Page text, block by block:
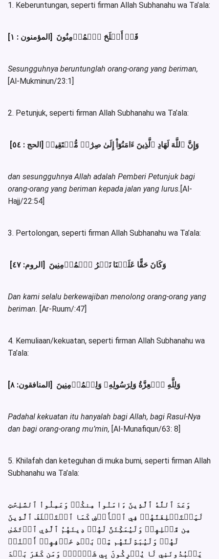
1. Keberuntungan, seperti firman Allah Subhanahu wa Ta’ala:
Sesungguhnya beruntunglah orang-orang yang beriman,
[Al-Mukminun/23:1]
2. Petunjuk, seperti firman Allah Subhanahu wa Ta’ala:
dan sesungguhnya Allah adalah Pemberi Petunjuk bagi
orang-orang yang beriman kepada jalan yang lurus. [Al-
Hajj/22:54]
3. Pertolongan, seperti firman Allah Subhanahu wa Ta’ala:
Dan kami selalu berkewajiban menolong orang-orang yang
beriman. [Ar-Ruum/:47]
4. Kemuliaan/kekuatan, seperti firman Allah Subhanahu wa
Ta’ala:
Padahal kekuatan itu hanyalah bagi Allah, bagi Rasul-Nya
dan bagi orang-orang mu’min, [Al-Munafiqun/63: 8]
5. Khilafah dan keteguhan di muka bumi, seperti firman Allah
Subhanahu wa Ta’ala:
وَعَدَ ٱللَّهُ ٱلَّذِينَ ءَامَنُواْ مِنكُمۡ وَعَمِلُواْ ٱلصَّٰلِحَٰتِ
لَيَسۡتَخۡلِفَنَّهُمۡ فِي ٱلۡأَرۡضِ كَمَا ٱسۡتَخۡلَفَ ٱلَّذِينَ
مِن قَبۡلِهِمۡ وَلَيُمَكِّنَنَّ لَهُمۡ دِينَهُمُ ٱلَّذِي ٱرۡتَضَىٰ
لَهُمۡ وَلَيُبَدِّلَنَّهُم مِّنۢ بَعۡدِ خَوۡفِهِمۡ أَمۡنٗاۚ
يَعۡبُدُونَنِي لَا يُشۡرِكُونَ بِي شَيۡ‍ٔٗاۚ وَمَن كَفَرَ بَعۡدَ